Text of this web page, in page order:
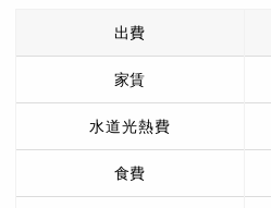
出費
家賃
水道光熱費
食費